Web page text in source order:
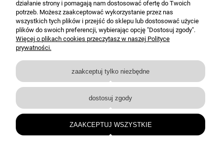
Dostawa i dostawa
Moje konto
Gwarancja i zwroty
O firmie
BEJMET — elementy nierdzewne i techniczne dla przemysłu oraz instalacji.
działanie strony i pomagają nam dostosować ofertę do Twoich
potrzeb. Możesz zaakceptować wykorzystanie przez nas
wszystkich tych plików i przejść do sklepu lub dostosować użycie
plików do swoich preferencji, wybierając opcję "Dostosuj zgody".
Więcej o plikach cookies przeczytasz w naszej Polityce
prywatności.
zaakceptuj tylko niezbędne
dostosuj zgody
ZAAKCEPTUJ WSZYSTKIE